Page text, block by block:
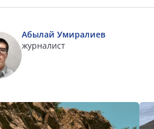
Абылай Умиралиев
журналист